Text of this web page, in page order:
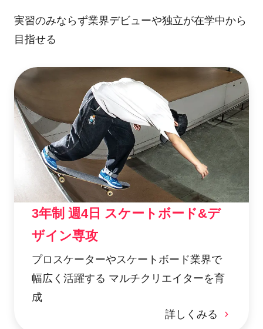
実習のみならず業界デビューや独立が在学中から
目指せる
3年制 週4日 スケートボード&デ
ザイン専攻
プロスケーターやスケートボード業界で
幅広く活躍する マルチクリエイターを育
成
詳しくみる